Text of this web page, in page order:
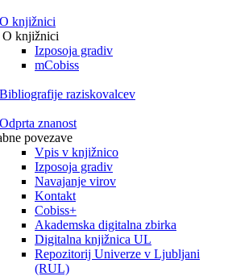
O knjižnici
O knjižnici
Izposoja gradiv
mCobiss
Bibliografije raziskovalcev
Odprta znanost
povezave
Vpis v knjižnico
Izposoja gradiv
Navajanje virov
Kontakt
Cobiss+
Akademska digitalna zbirka
Digitalna knjižnica UL
Repozitorij Univerze v Ljubljani
(RUL)